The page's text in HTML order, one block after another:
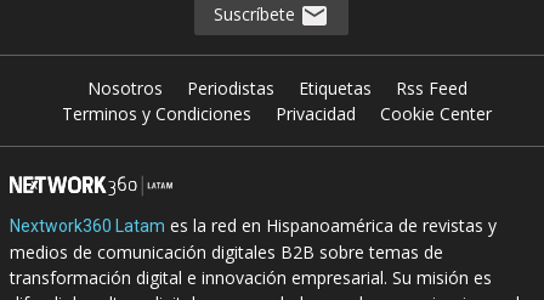
Suscríbete
Nosotros Periodistas Etiquetas
Rss Feed
Terminos y Condiciones
Privacidad Cookie Center
Nextwork360 Latam es la red en Hispanoamérica de revistas y
medios de comunicación digitales B2B sobre temas de
transformación digital e innovación empresarial. Su misión es